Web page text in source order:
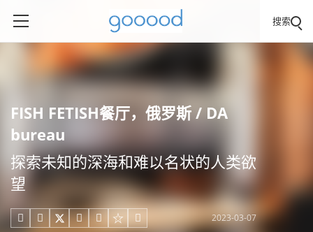
搜索
FISH FETISH餐厅，俄罗斯 / DA
bureau
探索未知的深海和难以名状的人类欲
望
     2023-03-07